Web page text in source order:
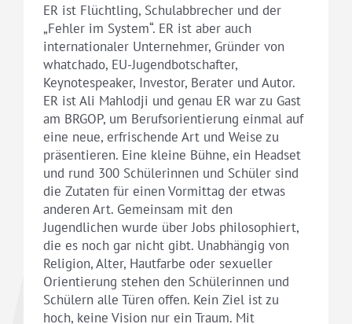
ER ist Flüchtling, Schulabbrecher und der
„Fehler im System“. ER ist aber auch
internationaler Unternehmer, Gründer von
whatchado, EU-Jugendbotschafter,
Keynotespeaker, Investor, Berater und Autor.
ER ist Ali Mahlodji und genau ER war zu Gast
am BRGOP, um Berufsorientierung einmal auf
eine neue, erfrischende Art und Weise zu
präsentieren. Eine kleine Bühne, ein Headset
und rund 300 Schülerinnen und Schüler sind
die Zutaten für einen Vormittag der etwas
anderen Art. Gemeinsam mit den
Jugendlichen wurde über Jobs philosophiert,
die es noch gar nicht gibt. Unabhängig von
Religion, Alter, Hautfarbe oder sexueller
Orientierung stehen den Schülerinnen und
Schülern alle Türen offen. Kein Ziel ist zu
hoch, keine Vision nur ein Traum. Mit